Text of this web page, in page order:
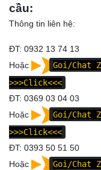
cầu:
Thông tin liên hệ:
ĐT: 0932 13 74 13
Hoặc
Goi/Chat
>>>Click<<<
ĐT: 0369 03 04 03
Hoặc
Goi/Chat
>>>Click<<<
ĐT: 0393 50 51 50
Hoặc
Goi/Chat